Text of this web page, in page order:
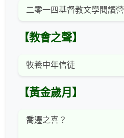
二零一四基督教文學閱讀營
【教會之聲】
牧養中年信徒
【黃金歲月】
喬遷之喜？